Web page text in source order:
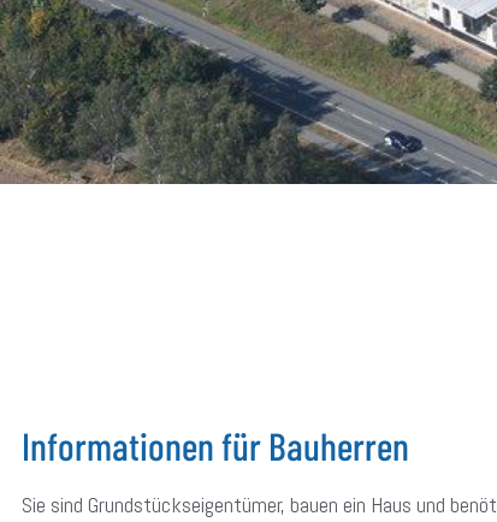
Informationen für Bauherren
Sie sind Grundstückseigentümer, bauen ein Haus und